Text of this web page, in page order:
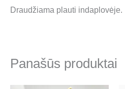
Draudžiama plauti indaplovėje.
Panašūs produktai